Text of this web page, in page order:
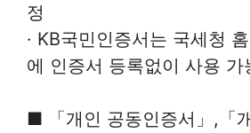
정
· KB국민인증서는 국세청
에 인증서 등록없이 사용 가
■ 「개인 공동인증서」,「